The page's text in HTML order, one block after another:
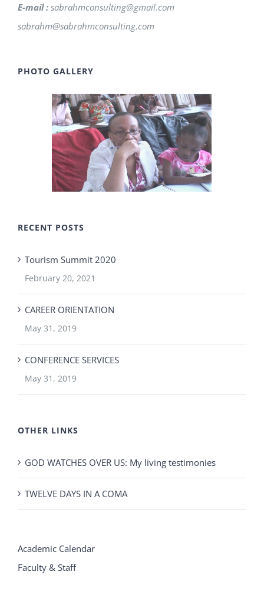
E-mail : sabrahmconsulting@gmail.com
sabrahm@sabrahmconsulting.com
PHOTO GALLERY
RECENT POSTS
Tourism Summit 2020
February 20, 2021
CAREER ORIENTATION
May 31, 2019
CONFERENCE SERVICES
May 31, 2019
OTHER LINKS
GOD WATCHES OVER US: My living testimonies
TWELVE DAYS IN A COMA
Academic Calendar
Faculty & Staff